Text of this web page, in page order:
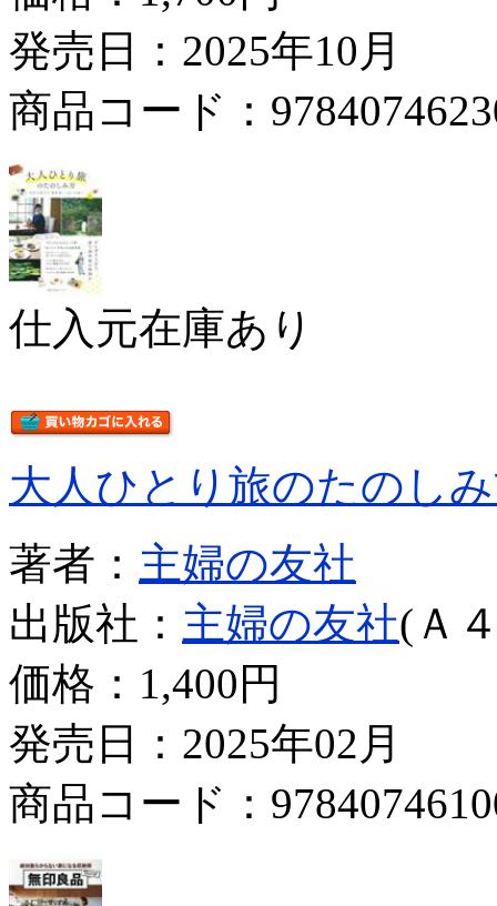
発売日：2025年10月
商品コード：
仕入元在庫あり
大人ひとり旅のたのし
著者： 主婦の友社
出版社： 主婦の友社(Ａ
価格： 1,400円
発売日：2025年02月
商品コード：